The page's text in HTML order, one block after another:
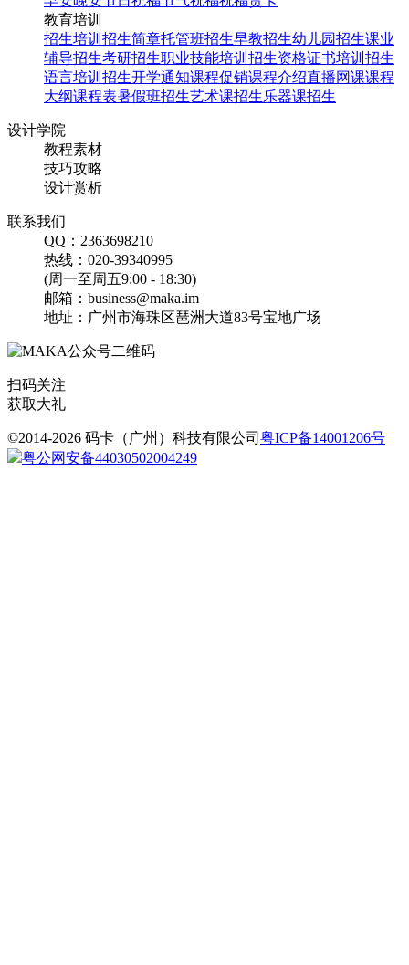
手机海报
淡紫高端国庆中秋企业祝
福贺卡企业节点宣传H5
找相似
翻页H5
教育培训
招生培训 招生简章托管班招生早教招生幼儿园招生课业
辅导招生考研招生职业技能培训招生资格证书培训招生
语言培训招生开学通知课程促销课程介绍直播网课课程
大纲课程表暑假班招生艺术课招生乐器课招生
设计学院
教程素材
技巧攻略
设计赏析
联系我们
QQ：2363698210
热线：020-39340995
(周一至周五9:00 - 18:30)
邮箱：business@maka.im
地址：广州市海珠区琶洲大道83号宝地广场
扫码关注
获取大礼
©2014-2026 码卡（广州）科技有限公司 粤ICP备14001206号
粤公网安备44030502004249